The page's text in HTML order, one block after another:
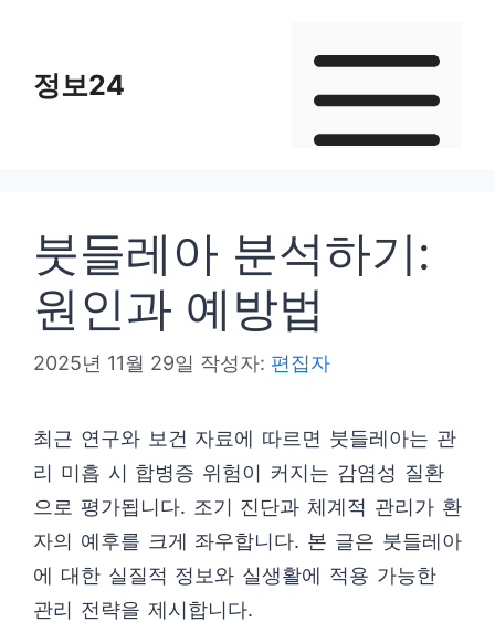
정보24
붓들레아 분석하기:
원인과 예방법
2025년 11월 29일 작성자: 편집자
최근 연구와 보건 자료에 따르면 붓들레아는 관
리 미흡 시 합병증 위험이 커지는 감염성 질환
으로 평가됩니다. 조기 진단과 체계적 관리가 환
자의 예후를 크게 좌우합니다. 본 글은 붓들레아
에 대한 실질적 정보와 실생활에 적용 가능한
관리 전략을 제시합니다.